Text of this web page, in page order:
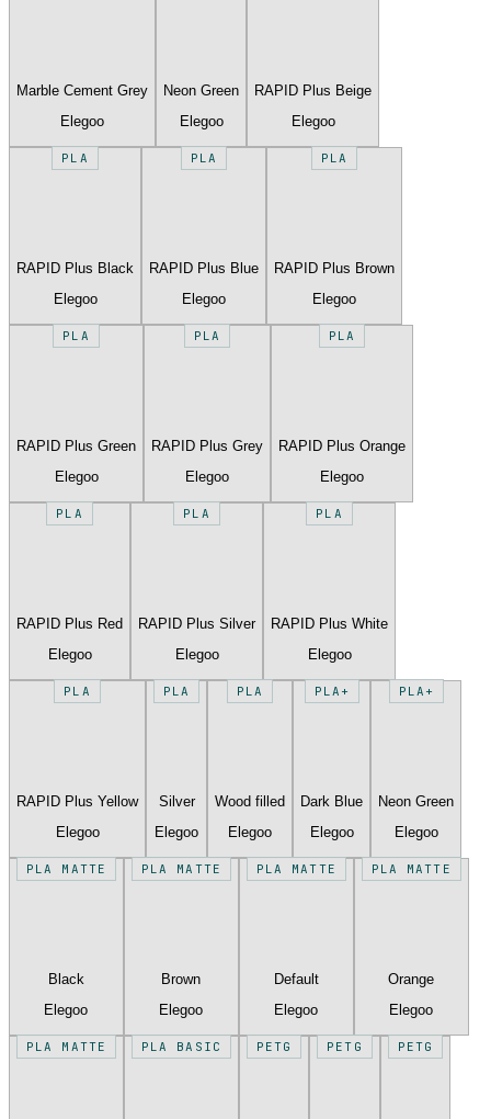
Marble Cement Grey
Elegoo
Neon Green
Elegoo
RAPID Plus Beige
Elegoo
PLA
RAPID Plus Black
Elegoo
PLA
RAPID Plus Blue
Elegoo
PLA
RAPID Plus Brown
Elegoo
PLA
RAPID Plus Green
Elegoo
PLA
RAPID Plus Grey
Elegoo
PLA
RAPID Plus Orange
Elegoo
PLA
RAPID Plus Red
Elegoo
PLA
RAPID Plus Silver
Elegoo
PLA
RAPID Plus White
Elegoo
PLA
RAPID Plus Yellow
Elegoo
PLA
Silver
Elegoo
PLA
Wood filled
Elegoo
PLA+
Dark Blue
Elegoo
PLA+
Neon Green
Elegoo
PLA MATTE
Black
Elegoo
PLA MATTE
Brown
Elegoo
PLA MATTE
Default
Elegoo
PLA MATTE
Orange
Elegoo
PLA MATTE PLA BASIC PETG PETG PETG